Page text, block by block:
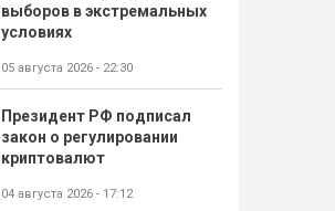
выборов в экстремальных
условиях
05 августа 2026 - 22:30
Президент РФ подписал
закон о регулировании
криптовалют
04 августа 2026 - 17:12